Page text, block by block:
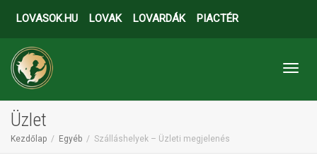
LOVASOK.HU LOVAK LOVARDÁK PIACTÉR
Üzlet
Kezdőlap Egyéb Szálláshelyek – Üzleti megjelenés